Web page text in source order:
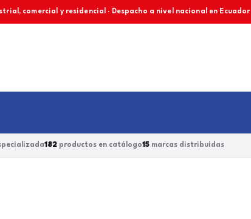
comercial y residencial · Despacho a nivel nacional en Ecuador
182productos en catálogo15marcas distribuidas